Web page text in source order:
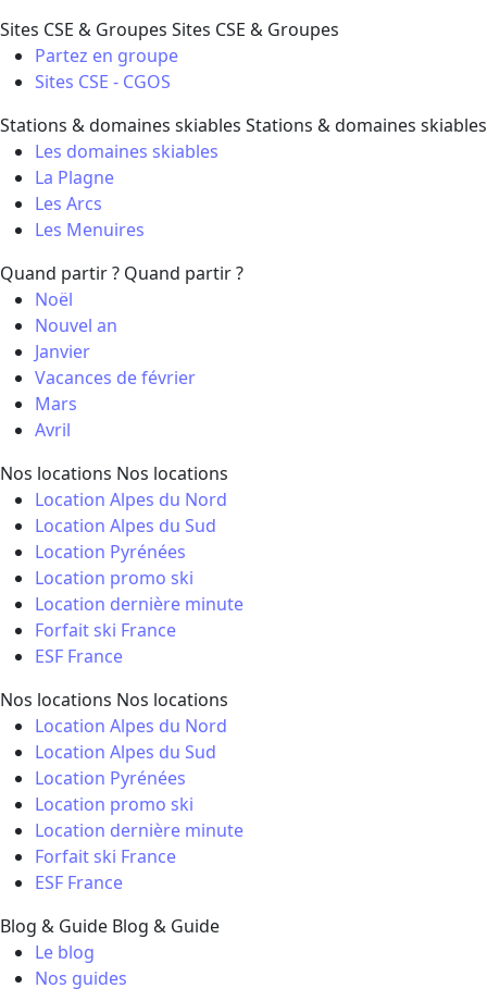
Sites CSE & Groupes Sites CSE & Groupes
Partez en groupe
Sites CSE - CGOS
Stations & domaines skiables Stations & domaines skiables
Les domaines skiables
La Plagne
Les Arcs
Les Menuires
Quand partir ? Quand partir ?
Noël
Nouvel an
Janvier
Vacances de février
Mars
Avril
Nos locations Nos locations
Location Alpes du Nord
Location Alpes du Sud
Location Pyrénées
Location promo ski
Location dernière minute
Forfait ski France
ESF France
Nos locations Nos locations
Location Alpes du Nord
Location Alpes du Sud
Location Pyrénées
Location promo ski
Location dernière minute
Forfait ski France
ESF France
Blog & Guide Blog & Guide
Le blog
Nos guides